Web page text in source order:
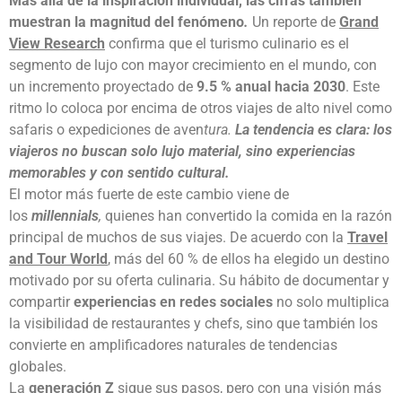
muestran la magnitud del fenómeno. Un reporte de Grand
View Research confirma que el turismo culinario es el
segmento de lujo con mayor crecimiento en el mundo, con
un incremento proyectado de 9.5 % anual hacia 2030. Este
ritmo lo coloca por encima de otros viajes de alto nivel como
safaris o expediciones de aventura. La tendencia es clara: los
viajeros no buscan solo lujo material, sino experiencias
memorables y con sentido cultural.
El motor más fuerte de este cambio viene de
los millennials, quienes han convertido la comida en la razón
principal de muchos de sus viajes. De acuerdo con la Travel
and Tour World , más del 60 % de ellos ha elegido un destino
motivado por su oferta culinaria. Su hábito de documentar y
compartir experiencias en redes sociales no solo multiplica
la visibilidad de restaurantes y chefs, sino que también los
convierte en amplificadores naturales de tendencias
globales.
La generación Z sigue sus pasos, pero con una visión más